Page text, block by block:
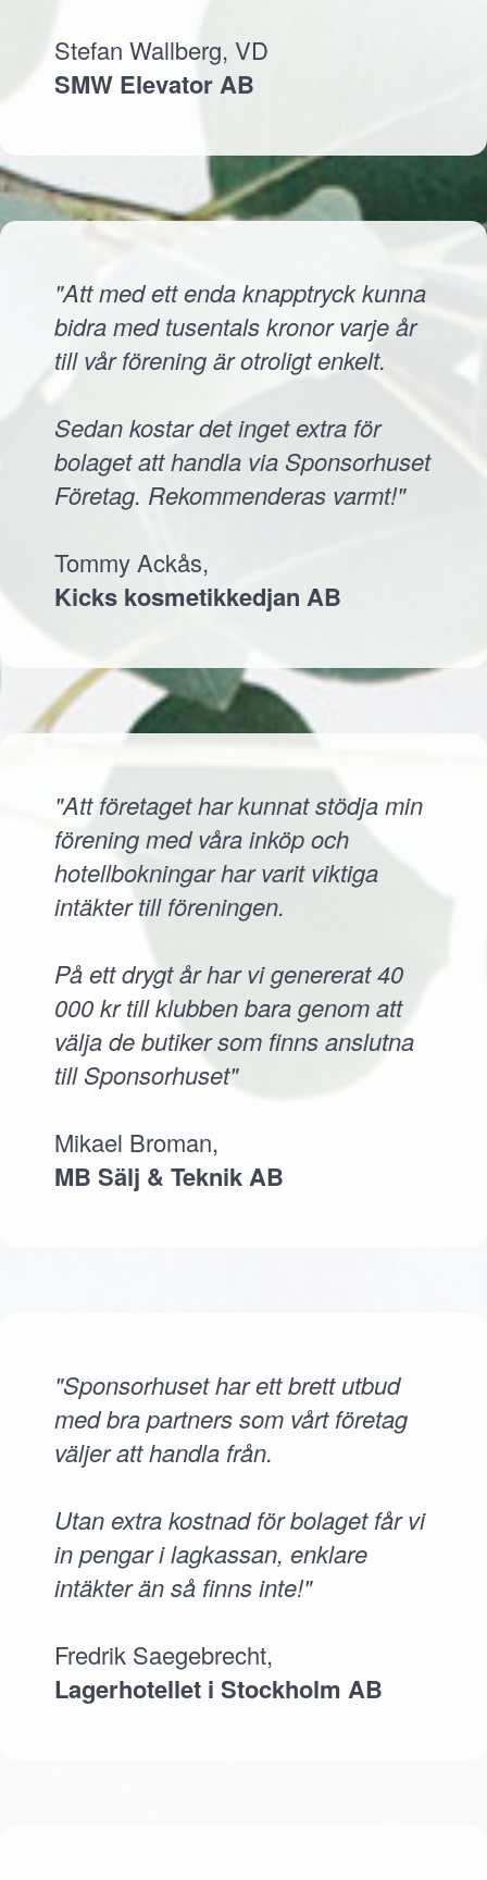
Stefan Wallberg, VD
SMW Elevator AB
"Att med ett enda knapptryck kunna
bidra med tusentals kronor varje år
till vår förening är otroligt enkelt.
Sedan kostar det inget extra för
bolaget att handla via Sponsorhuset
Företag. Rekommenderas varmt!"
Tommy Ackås,
Kicks kosmetikkedjan AB
"Att företaget har kunnat stödja min
förening med våra inköp och
hotellbokningar har varit viktiga
intäkter till föreningen.
På ett drygt år har vi genererat 40
000 kr till klubben bara genom att
välja de butiker som finns anslutna
till Sponsorhuset"
Mikael Broman,
MB Sälj & Teknik AB
"Sponsorhuset har ett brett utbud
med bra partners som vårt företag
väljer att handla från.
Utan extra kostnad för bolaget får vi
in pengar i lagkassan, enklare
intäkter än så finns inte!"
Fredrik Saegebrecht,
Lagerhotellet i Stockholm AB